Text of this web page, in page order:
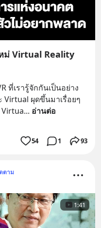
ม่ Virtual Reality
ที่เรารู้จักกันเป็นอย่าง
Virtual ผุดขึ้นมาเรื่อยๆ
Virtua... อ่านต่อ
54 1 93
ตาม
1:41